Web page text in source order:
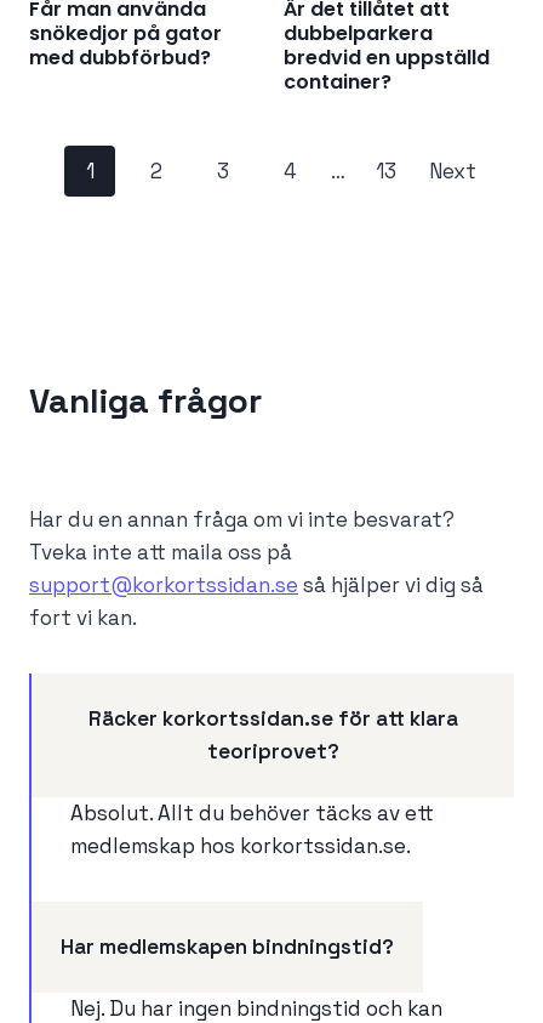
Får man använda
snökedjor på gator
med dubbförbud?
Är det tillåtet att
dubbelparkera
bredvid en uppställd
container?
P
v
i
t
o
1 2 3 4 … 13 Next
Vanliga frågor
Har du en annan fråga om vi inte besvarat?
Tveka inte att maila oss på
support@korkortssidan.se så hjälper vi dig så
fort vi kan.
Räcker korkortssidan.se för att klara
teoriprovet?
Absolut. Allt du behöver täcks av ett
medlemskap hos korkortssidan.se.
Har medlemskapen bindningstid?
Nej. Du har ingen bindningstid och kan